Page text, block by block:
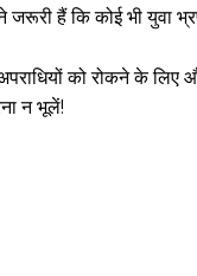
हैं कि कोई भी युवा
को रोकने के
न भूलें!